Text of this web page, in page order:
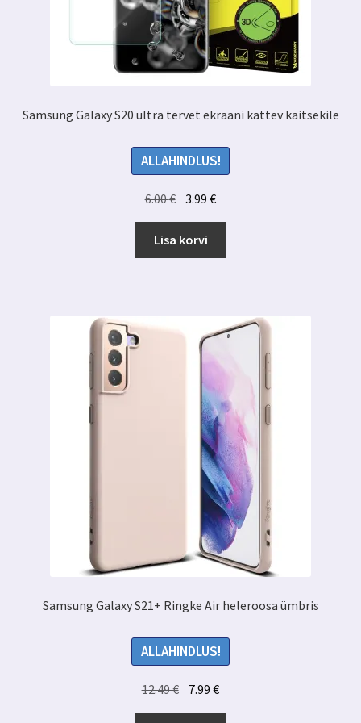
Samsung Galaxy S20 ultra tervet ekraani kattev kaitsekile
ALLAHINDLUS!
6.00€ Algne
oli:
6.00 €.
3.99€Praegune
3.99 €.
Lisa korvi
Samsung Galaxy S21+ Ringke Air heleroosa ümbris
ALLAHINDLUS!
12.49€ Algne
7.99€Praegune